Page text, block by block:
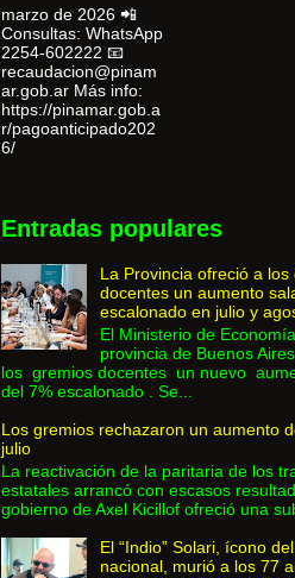
marzo de 2026 📲
Consultas: WhatsApp
2254-602222 📧
recaudacion@pinam
ar.gob.ar Más info:
https://pinamar.gob.a
r/pagoanticipado202
6/
Entradas populares
La Provincia ofreció a los
docentes un aumento
escalonado en julio y
El Ministerio de
provincia de Buenos
los gremios docentes un nuevo
del 7% escalonado . Se...
Los gremios rechazaron un aumento
julio
La reactivación de la paritaria de los
estatales arrancó con escasos
gobierno de Axel Kicillof ofreció una
El “Indio” Solari, ícono
nacional, murió a los 77